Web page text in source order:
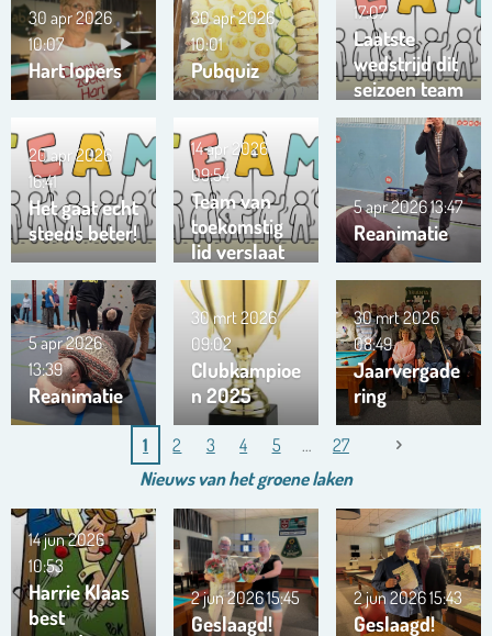
Hart lopers
30 apr 2026
10:07
Pubquiz
30 apr 2026
10:01
Laatste
wedstrijd dit
seizoen team
Trianta 01
17:07
Het gaat echt
steeds beter!
20 apr 2026
16:41
Team van
toekomstig
lid verslaat
ons team …
!!!
14 apr 2026
09:54
Reanimatie
5 apr 202613:47
Reanimatie
5 apr 2026
13:39
Clubkampioe
n 2025
30 mrt 2026
09:02
Jaarvergade
ring
30 mrt 2026
08:49
1 2 3 4 5 27
Nieuws van hetgroenelaken
Harrie Klaas
best
14 jun 2026
10:53
Geslaagd!
2 jun 202615:45
Geslaagd!
2 jun 202615:43